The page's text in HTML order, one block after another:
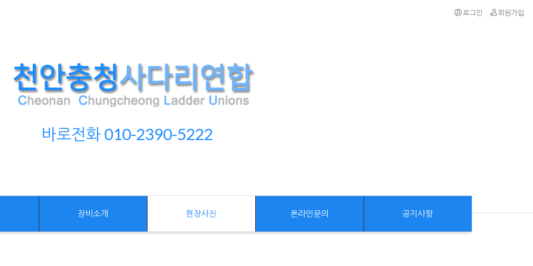
로그인 회원가입
바로전화 010-2390-5222
장비소개 현장사진 온라인문의 공지사항